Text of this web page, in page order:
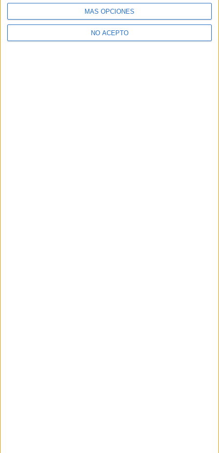
MÁS OPCIONES
NO ACEPTO